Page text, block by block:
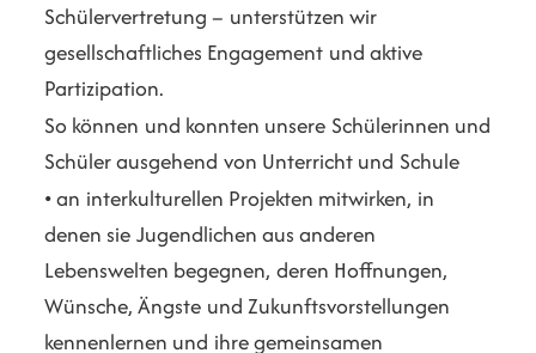
Schülervertretung – unterstützen wir
gesellschaftliches Engagement und aktive
Partizipation.
So können und konnten unsere Schülerinnen und
Schüler ausgehend von Unterricht und Schule
• an interkulturellen Projekten mitwirken, in
denen sie Jugendlichen aus anderen
Lebenswelten begegnen, deren Hoffnungen,
Wünsche, Ängste und Zukunftsvorstellungen
kennenlernen und ihre gemeinsamen